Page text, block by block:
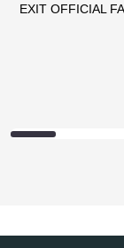
EXIT OFFICIAL